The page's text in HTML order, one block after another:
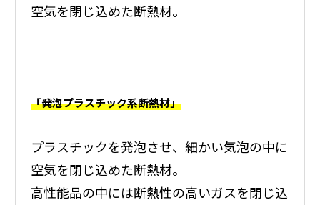
空気を閉じ込めた断熱材。
「発泡プラスチック系断熱材」
プラスチックを発泡させ、細かい気泡の中に
空気を閉じ込めた断熱材。
高性能品の中には断熱性の高いガスを閉じ込